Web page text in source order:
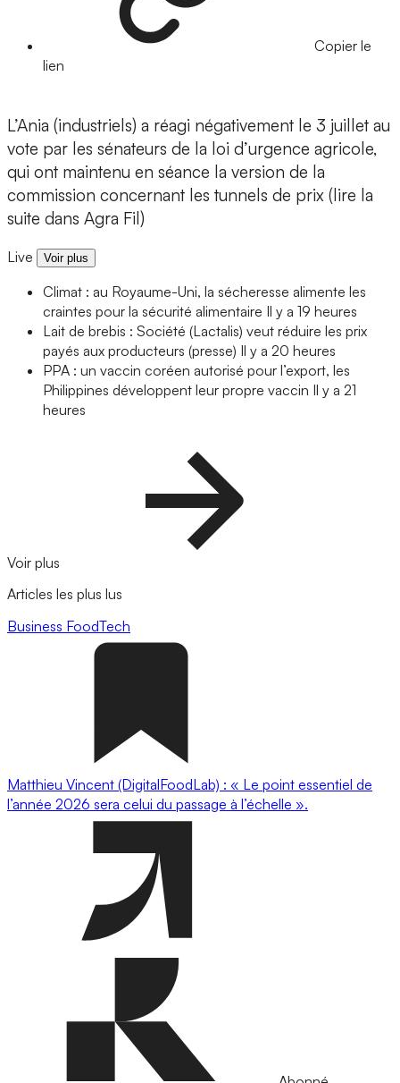
Copier le
lien
L’Ania (industriels) a réagi négativement le 3 juillet au
vote par les sénateurs de la loi d’urgence agricole,
qui ont maintenu en séance la version de la
commission concernant les tunnels de prix (lire la
suite dans Agra Fil)
Live Voir plus
Climat : au Royaume-Uni, la sécheresse alimente les
craintes pour la sécurité alimentaire Il y a 19 heures
Lait de brebis : Société (Lactalis) veut réduire les prix
payés aux producteurs (presse) Il y a 20 heures
PPA : un vaccin coréen autorisé pour l’export, les
Philippines développent leur propre vaccin Il y a 21
heures
Voir plus
Articles les plus lus
Business FoodTech
Matthieu Vincent (DigitalFoodLab) : « Le point essentiel de
l’année 2026 sera celui du passage à l’échelle ».